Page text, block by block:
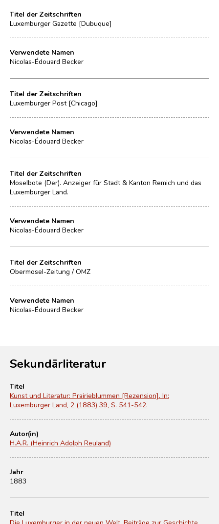
Titel der Zeitschriften
Luxemburger Gazette [Dubuque]
Verwendete Namen
Nicolas-Édouard Becker
Titel der Zeitschriften
Luxemburger Post [Chicago]
Verwendete Namen
Nicolas-Édouard Becker
Titel der Zeitschriften
Moselbote (Der). Anzeiger für Stadt & Kanton Remich und das
Luxemburger Land.
Verwendete Namen
Nicolas-Édouard Becker
Titel der Zeitschriften
Obermosel-Zeitung / OMZ
Verwendete Namen
Nicolas-Édouard Becker
Sekundärliteratur
Titel
Kunst und Literatur: Prairieblummen [Rezension]. In:
Luxemburger Land, 2 (1883) 39, S. 541-542.
Autor(in)
H.A.R. (Heinrich Adolph Reuland)
Jahr
1883
Titel